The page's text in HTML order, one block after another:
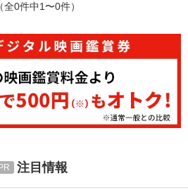
（全0件中1〜0件）
注目情報